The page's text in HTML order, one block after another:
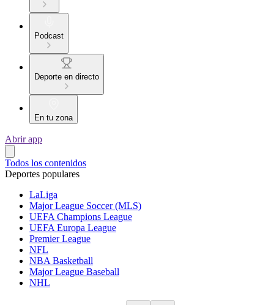
Podcast
Deporte en directo
En tu zona
Abrir app
Todos los contenidos
Deportes populares
LaLiga
Major League Soccer (MLS)
UEFA Champions League
UEFA Europa League
Premier League
NFL
NBA Basketball
Major League Baseball
NHL